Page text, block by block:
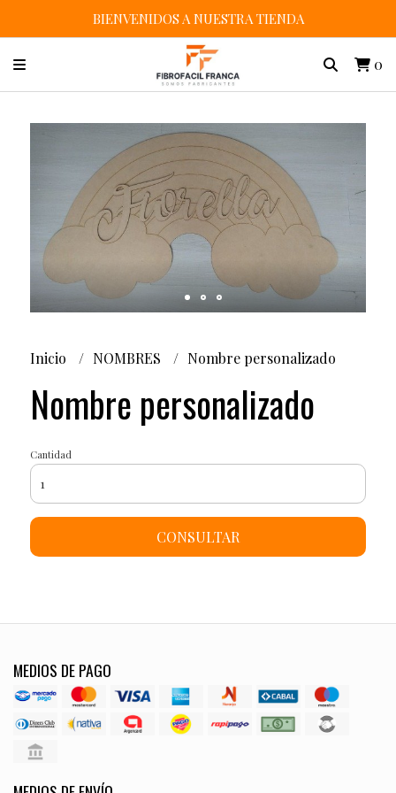
BIENVENIDOS A NUESTRA TIENDA
0
Inicio NOMBRES Nombre personalizado
Nombre personalizado
Cantidad
CONSULTAR
MEDIOS DE PAGO